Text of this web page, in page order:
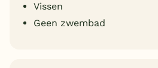
Vissen
Geen zwembad